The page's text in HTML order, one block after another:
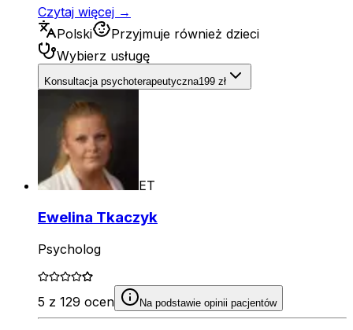
Czytaj więcej →
Polski
Przyjmuje również dzieci
Wybierz usługę
Konsultacja psychoterapeutyczna199 zł
ET
Ewelina Tkaczyk
Psycholog
5 z 129 ocen Na podstawie opinii pacjentów